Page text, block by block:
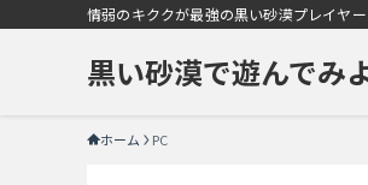
情弱のキククが最強の黒い砂漠プレイヤ
黒い砂漠で遊んでみ
ホーム PC